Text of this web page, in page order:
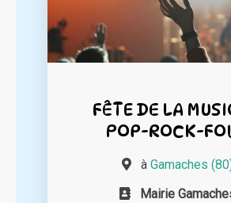
FÊTE DE LA
POP-ROCK-
à Gamaches
Mairie